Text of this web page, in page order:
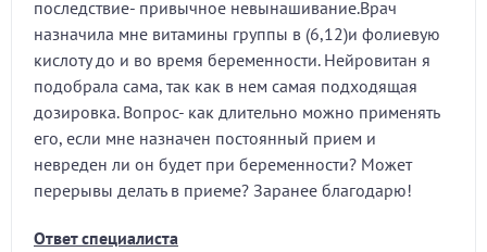
последствие- привычное невынашивание.Врач
назначила мне витамины группы в (6,12)и фолиевую
кислоту до и во время беременности. Нейровитан я
подобрала сама, так как в нем самая подходящая
дозировка. Вопрос- как длительно можно применять
его, если мне назначен постоянный прием и
невреден ли он будет при беременности? Может
перерывы делать в приеме? Заранее благодарю!
Ответ специалиста